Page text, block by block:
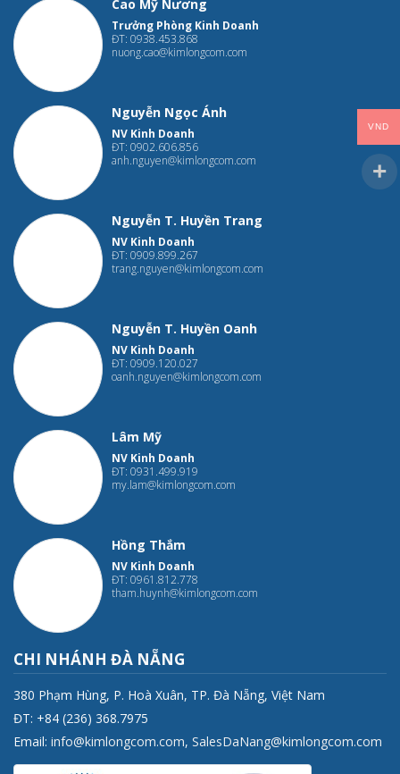
Cao Mỹ Nương
Trưởng Phòng Kinh Doanh
ĐT: 0938.453.868
nuong.cao@kimlongcom.com
Nguyễn Ngọc Ánh
NV Kinh Doanh
ĐT: 0902.606.856
anh.nguyen@kimlongcom.com
Nguyễn T. Huyền Trang
NV Kinh Doanh
ĐT: 0909.899.267
trang.nguyen@kimlongcom.com
Nguyễn T. Huyền Oanh
NV Kinh Doanh
ĐT: 0909.120.027
oanh.nguyen@kimlongcom.com
Lâm Mỹ
NV Kinh Doanh
ĐT: 0931.499.919
my.lam@kimlongcom.com
Hồng Thắm
NV Kinh Doanh
ĐT: 0961.812.778
tham.huynh@kimlongcom.com
CHI NHÁNH ĐÀ NẴNG
380 Phạm Hùng, P. Hoà Xuân, TP. Đà Nẵng, Việt Nam
ĐT: +84 (236) 368.7975
Email: info@kimlongcom.com, SalesDaNang@kimlongcom.com
VND